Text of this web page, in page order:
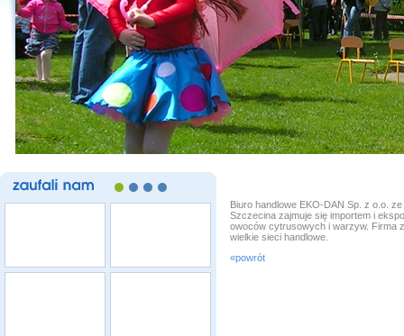
Biuro handlowe EKO-DAN Sp. z o.o. ze
Szczecina zajmuje się importem i
owoców cytrusowych i warzyw. Firma
wielkie sieci handlowe.
«powrót